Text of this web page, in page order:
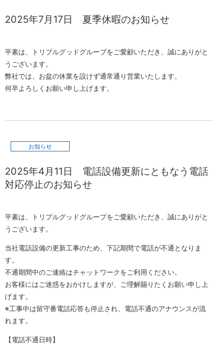
2025年7月17日 夏季休暇のお知らせ
平素は、トリプルグッドグループをご愛顧いただき、誠にありがと
うございます。
弊社では、お盆の休業を設けず通常通り営業いたします。
何卒よろしくお願い申し上げます。
お知らせ
2025年4月11日 電話設備更新にともなう電話
対応停止のお知らせ
平素は、トリプルグッドグループをご愛顧いただき、誠にありがと
うございます。
当社電話設備の更新工事のため、下記期間で電話が不通となりま
す。
不通期間中のご連絡はチャットワークをご利用ください。
お客様にはご迷惑をおかけしますが、ご理解賜りたくお願い申し上
げます。
※工事中は留守番電話応答も停止され、電話不通のアナウンスが流
れます。
【電話不通日時】